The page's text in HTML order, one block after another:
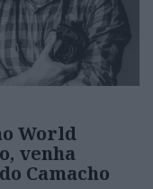
World
venha
Camacho